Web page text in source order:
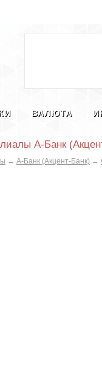
ВАЛЮТА
А-Банк
→ А-Банк (Акцент-Банк) →